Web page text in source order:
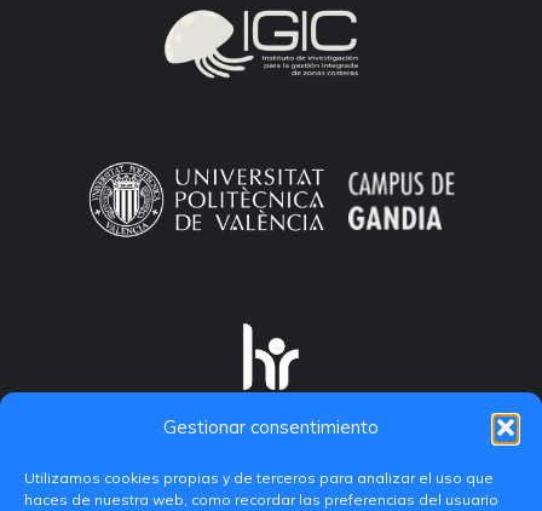
Gestionar consentimiento
Utilizamos cookies propias y de terceros para analizar el uso que
haces de nuestra web, como recordar las preferencias del usuario